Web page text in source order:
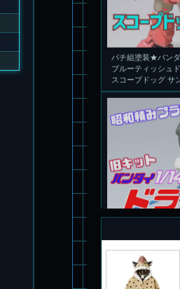
ブルーティッシュ
スコープドッグ サ
旧キット制作★バ